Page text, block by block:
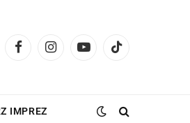
FacebookInstagramYouTubeTikTok
IMPREZ